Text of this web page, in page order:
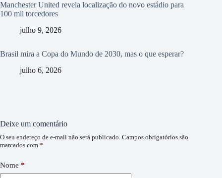
Manchester United revela localização do novo estádio para
100 mil torcedores
julho 9, 2026
Brasil mira a Copa do Mundo de 2030, mas o que esperar?
julho 6, 2026
Deixe um comentário
O seu endereço de e-mail não será publicado. Campos obrigatórios são
marcados com *
Nome *